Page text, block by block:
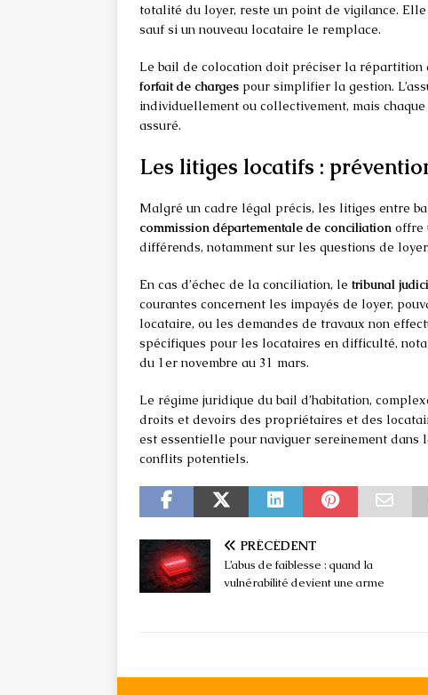
totalité du loyer, reste un point de vigilance.
sauf si un nouveau locataire le remplace.
Le bail de colocation doit préciser la
forfait de charges pour simplifier la gestion.
individuellement ou collectivement, mais
assuré.
Les litiges locatifs :
Malgré un cadre légal précis, les litiges entre
commission départementale de conciliation offre
différends, notamment sur les questions de
En cas d’échec de la conciliation, le tribunal
courantes concernent les impayés de loyer,
locataire, ou les demandes de travaux non
spécifiques pour les locataires en difficulté,
du 1er novembre au 31 mars.
Le régime juridique du bail d’habitation,
droits et devoirs des propriétaires et des
est essentielle pour naviguer sereinement
conflits potentiels.
PRÉCÉDENT
L’abus de faiblesse : quand la
vulnérabilité devient une arme